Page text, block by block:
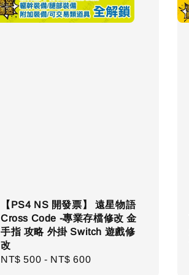
【PS4 NS 開發票】 遠星物語
Cross Code -專業存檔修改 金
手指 攻略 外掛 Switch 遊戲修
改
Regular
NT$ 500 - NT$ 600